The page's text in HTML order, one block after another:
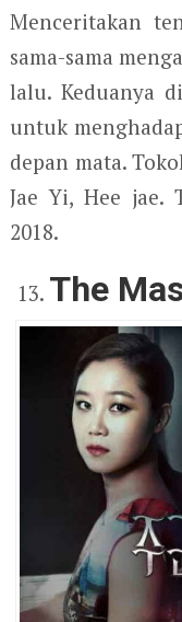
Menceritakan
sama-sama
lalu. Keduanya
untuk
depan mata.
Jae Yi, Hee jae.
2018.
The